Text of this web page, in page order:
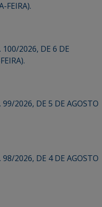
FEIRA).
100/2026, DE 6 DE
2026, DE 5 DE AGOSTO
2026, DE 4 DE AGOSTO